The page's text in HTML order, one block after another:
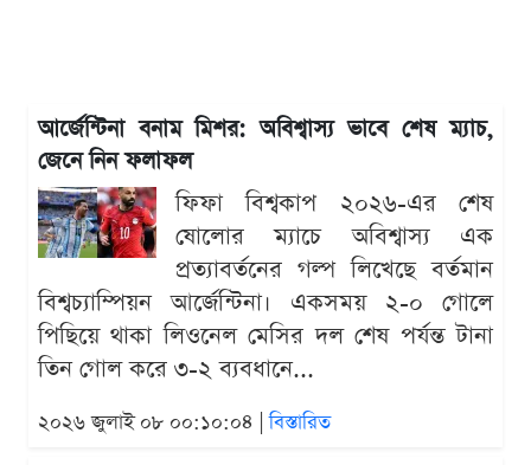
আর্জেন্টিনা বনাম মিশর: অবিশ্বাস্য ভাবে শেষ ম্যাচ,
জেনে নিন ফলাফল
ফিফা বিশ্বকাপ ২০২৬-এর শেষ
ষোলোর ম্যাচে অবিশ্বাস্য এক
প্রত্যাবর্তনের গল্প লিখেছে বর্তমান
বিশ্বচ্যাম্পিয়ন আর্জেন্টিনা। একসময় ২-০ গোলে
পিছিয়ে থাকা লিওনেল মেসির দল শেষ পর্যন্ত টানা
তিন গোল করে ৩-২ ব্যবধানে...
২০২৬ জুলাই ০৮ ০০:১০:০৪ |বিস্তারিত